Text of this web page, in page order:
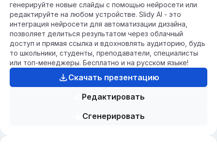
генерируйте новые слайды с помощью нейросети или
редактируйте на любом устройстве. Slidy AI - это
интеграция нейросети для автоматизации дизайна,
позволяет делиться результатом через облачный
доступ и прямая ссылка и вдохновлять аудиторию, будь
то школьники, студенты, преподаватели, специалисты
или топ-менеджеры. Бесплатно и на русском языке!
Скачать презентацию
Редактировать
Сгенерировать